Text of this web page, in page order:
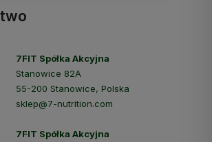
7FIT Spółka Akcyjna
Stanowice 82A
55-200 Stanowice, Polska
sklep@7-nutrition.com
7FIT Spółka Akcyjna